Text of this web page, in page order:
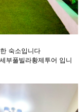
숙소입니다
부풀빌라황제투어 입니